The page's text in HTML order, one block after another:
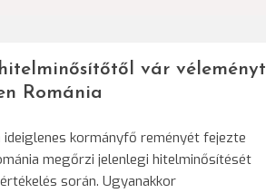
vár véleményt
Románia
ideiglenes kormányfő reményét fejezte
megőrzi jelenlegi hitelminősítését
során. Ugyanakkor